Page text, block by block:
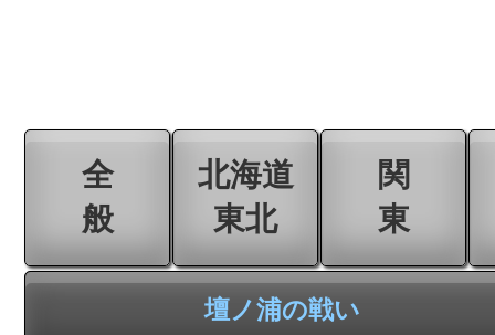
全
般
北海道
東北
関
東
壇ノ浦の戦い